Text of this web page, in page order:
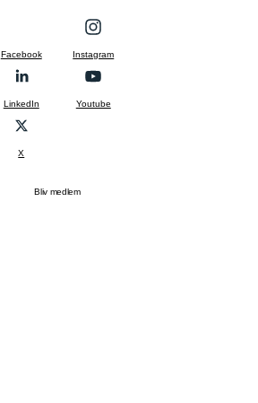
Facebook Instagram
LinkedIn Youtube
X
Bliv medlem